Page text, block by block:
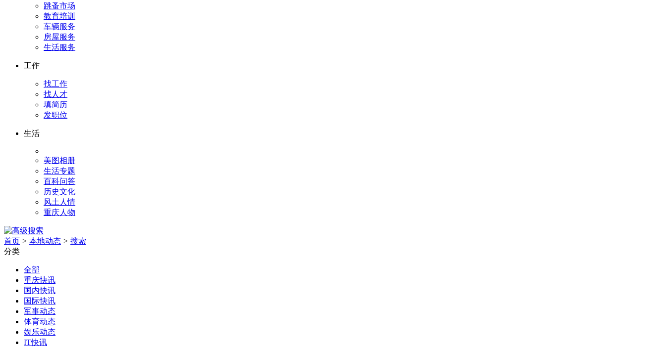
跳蚤市场
教育培训
车辆服务
房屋服务
生活服务
工作
找工作
找人才
填简历
发职位
生活
美图相册
生活专题
百科问答
历史文化
风土人情
重庆人物
首页 > 本地动态 > 搜索
分类
全部
重庆快讯
国内快讯
国际快讯
军事动态
体育动态
娱乐动态
IT快讯